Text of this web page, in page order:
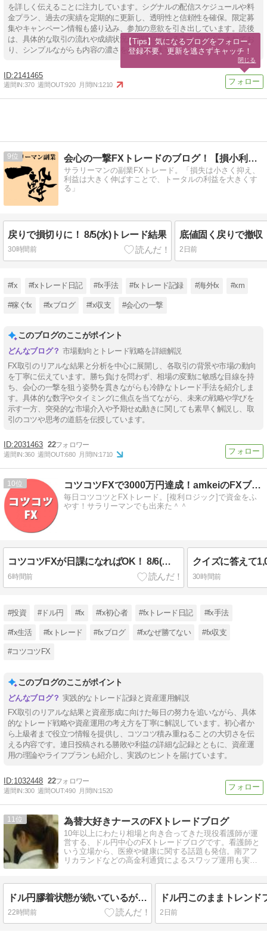
を詳しく伝えることに注力しています。シグナルの配信スケジュールや料
金プラン、過去の実績を定期的に更新し、透明性と信頼性を確保。限定募
集やキャンペーン情報も盛り込み、参加の意欲を引き出しています。読後
は、具体的な取引の流れや成績状況が明確に伝わるようデザインされてお
り、シンプルながらも内容の濃さを感じさせます。
2141465
週間IN:370 週間OUT:920 月間IN:1210
9 会心の一撃FXトレードのブログ！【損小利大】
サラリーマンの副業FXトレード。「損失は小さく抑え、
利益は大きく伸ばすことで、トータルの利益を大きくす
る」
戻りで損切りに！ 8/5(水)トレード結果
30時間前 2日前
#fx #fxトレード日記 #fx手法 #fxトレード記録 #海外fx #xm
#稼ぐfx #fxブログ #fx収支 #会心の一撃
このブログのここがポイント
市場動向とトレード戦略を詳細解説
FX取引のリアルな結果と分析を中心に展開し、各取引の背景や市場の動向
を丁寧に伝えています。勝ち負けを問わず、相場の変動に敏感な目線を持
ち、会心の一撃を狙う姿勢を貫きながらも冷静なトレード手法を紹介しま
す。具体的な数字やタイミングに焦点を当てながら、未来の戦略や学びを
示す一方、突発的な市場介入や予期せぬ動きに関しても素早く解説し、取
引のコツや思考の道筋を伝授しています。
2031463 22
週間IN:360 週間OUT:680 月間IN:1710
10 コツコツFXで3000万円達成！amkeiのFXブログ！
毎日コツコツとFXトレード。[複利ロジック]で資金をふ
やす！サラリーマンでも出来た＾＾
コツコツFXが日課になればOK！ 8/6(木) 結果
6時間前 30時間前
#投資 #ドル円 #fx #fx初心者 #fxトレード日記 #fx手法
#fx生活 #fxトレード #fxブログ #fxなぜ勝てない #fx収支
#コツコツFX
このブログのここがポイント
実践的なトレード記録と資産運用解説
FX取引のリアルな結果と資産形成に向けた毎日の努力を追いながら、具体
的なトレード戦略や資産運用の考え方を丁寧に解説しています。初心者か
ら上級者まで役立つ情報を提供し、コツコツ積み重ねることの大切さを伝
える内容です。連日投稿される勝敗や利益の詳細な記録とともに、資産運
用の理論やライフプランも紹介し、実践のヒントを届けています。
1032448 22
週間IN:300 週間OUT:490 月間IN:1520
11 為替大好きナースのFXトレードブログ
10年以上にわたり相場と向き合ってきた現役看護師が運
営する、ドル円中心のFXトレードブログです。看護師と
いう立場から、医療や健康に関する話題も発信。南アフ
リカランドなどの高金利通貨によるスワップ運用も実践
ドル円膠着状態が続いているが…
22時間前
ドル円このままトレンド
2日前
【Tips】気になるブログをフォロー。
登録不要。更新を逃さずキャッチ！
閉じる